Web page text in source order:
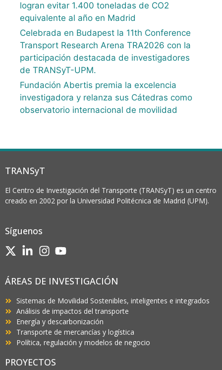
logran evitar 1.400 toneladas de CO2
equivalente al año en Madrid
Celebrada en Budapest la 11th Conference
Transport Research Arena TRA2026 con la
participación destacada de investigadores
de TRANSyT-UPM.
Fundación Abertis premia la excelencia
investigadora y relanza sus Cátedras como
observatorio internacional de movilidad
TRANSyT
El Centro de Investigación del Transporte (TRANSyT) es un centro
creado en 2002 por la Universidad Politécnica de Madrid (UPM).
Síguenos
ÁREAS DE INVESTIGACIÓN
Sistemas de Movilidad Sostenibles, inteligentes e integrados
Análisis de impactos del transporte
Energía y descarbonización
Transporte de mercancías y logística
Política, regulación y modelos de negocio
PROYECTOS